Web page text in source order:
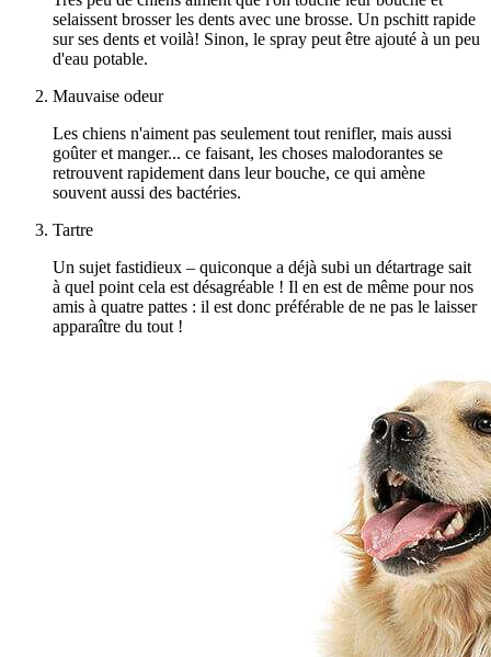
selaissent brosser les dents avec une brosse. Un pschitt rapide
sur ses dents et voilà! Sinon, le spray peut être ajouté à un peu
d'eau potable.
Mauvaise odeur
Les chiens n'aiment pas seulement tout renifler, mais aussi
goûter et manger... ce faisant, les choses malodorantes se
retrouvent rapidement dans leur bouche, ce qui amène
souvent aussi des bactéries.
Tartre
Un sujet fastidieux – quiconque a déjà subi un détartrage sait
à quel point cela est désagréable ! Il en est de même pour nos
amis à quatre pattes : il est donc préférable de ne pas le laisser
apparaître du tout !